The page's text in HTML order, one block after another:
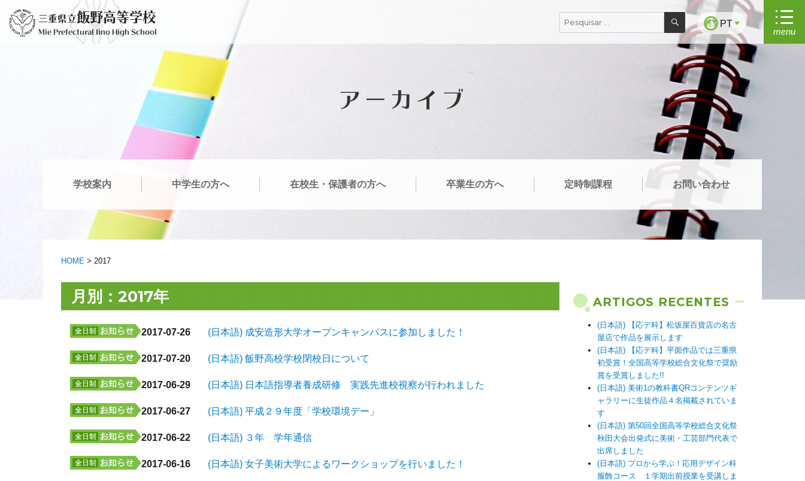
para
三重県立飯野高等学校
Mie Prefectural Iino High School
Pesquisar
por:
PESQUISAR
PT
menu
アーカイブ
学校案内 中学生の方へ 在校生・保護者の方へ 卒業生の方へ 定時制課程 お問い合わせ
HOME > 2017
月別：2017年
2017-07-26 (日本語) 成安造形大学オープンキャンパスに参加しました！
2017-07-20 (日本語) 飯野高校学校閉校日について
2017-06-29 (日本語) 日本語指導者養成研修 実践先進校視察が行われました
2017-06-27 (日本語) 平成２９年度「学校環境デー」
2017-06-22 (日本語) ３年 学年通信
2017-06-16 (日本語) 女子美術大学によるワークショップを行いました！
ARTIGOS RECENTES
(日本語) 【応デ科】松坂屋百貨店の名古
屋店で作品を展示します
(日本語) 【応デ科】平面作品では三重県
初受賞！全国高等学校総合文化祭で奨励
賞を受賞しました!!
(日本語) 美術1の教科書QRコンテンツギ
ャラリーに生徒作品４名掲載されていま
す
(日本語) 第50回全国高等学校総合文化祭
秋田大会出発式に美術・工芸部門代表で
出席しました
(日本語) プロから学ぶ！応用デザイン科
服飾コース １学期出前授業を受講しま